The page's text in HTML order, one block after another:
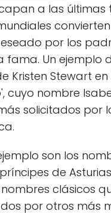
a las últimas
por los
Un ejemplo
Kristen Stewart
cuyo nombre
solicitados por
son los
de
nombres clásicos
por otros más